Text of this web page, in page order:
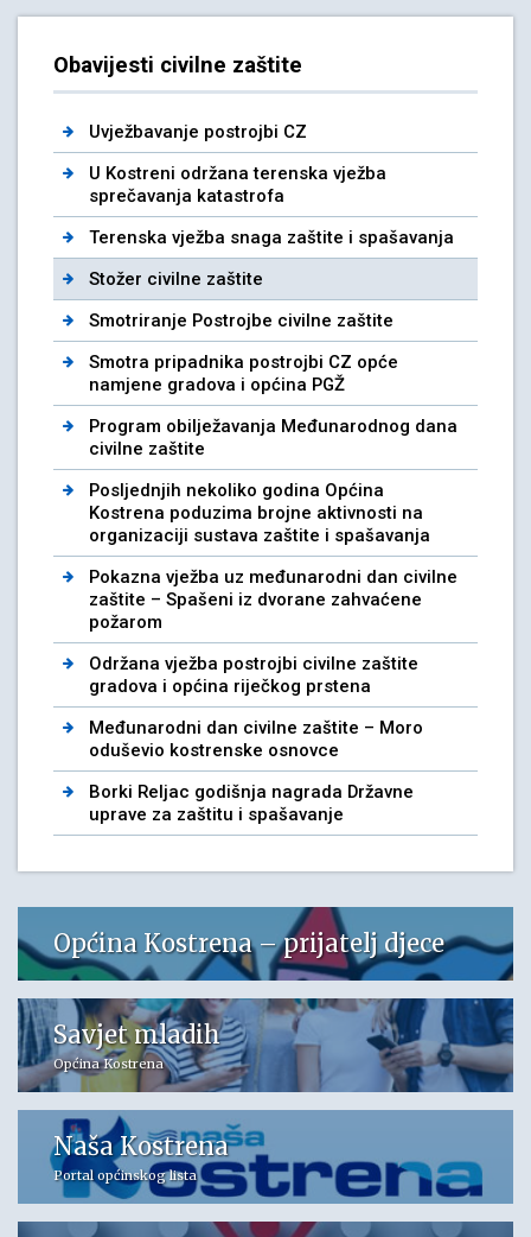
Obavijesti civilne zaštite
Uvježbavanje postrojbi CZ
U Kostreni održana terenska vježba
sprečavanja katastrofa
Terenska vježba snaga zaštite i spašavanja
Stožer civilne zaštite
Smotriranje Postrojbe civilne zaštite
Smotra pripadnika postrojbi CZ opće
namjene gradova i općina PGŽ
Program obilježavanja Međunarodnog dana
civilne zaštite
Posljednjih nekoliko godina Općina
Kostrena poduzima brojne aktivnosti na
organizaciji sustava zaštite i spašavanja
Pokazna vježba uz međunarodni dan civilne
zaštite – Spašeni iz dvorane zahvaćene
požarom
Održana vježba postrojbi civilne zaštite
gradova i općina riječkog prstena
Međunarodni dan civilne zaštite – Moro
oduševio kostrenske osnovce
Borki Reljac godišnja nagrada Državne
uprave za zaštitu i spašavanje
Općina Kostrena – prijatelj djece
Savjet mladih
Općina Kostrena
Naša Kostrena
Portal općinskog lista